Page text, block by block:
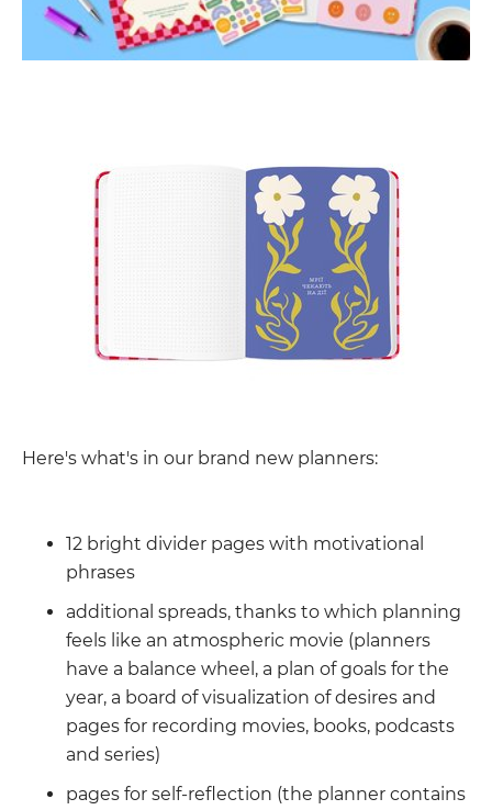
Here's what's in our brand new planners:
12 bright divider pages with motivational
phrases
additional spreads, thanks to which planning
feels like an atmospheric movie (planners
have a balance wheel, a plan of goals for the
year, a board of visualization of desires and
pages for recording movies, books, podcasts
and series)
pages for self-reflection (the planner contains